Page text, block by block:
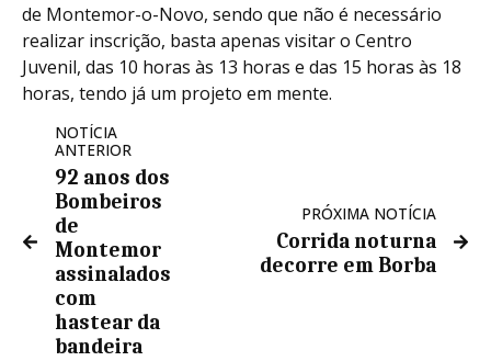
de Montemor-o-Novo, sendo que não é necessário
realizar inscrição, basta apenas visitar o Centro
Juvenil, das 10 horas às 13 horas e das 15 horas às 18
horas, tendo já um projeto em mente.
NOTÍCIA
ANTERIOR
92 anos dos
Bombeiros
de
Montemor
assinalados
com
hastear da
bandeira
PRÓXIMA NOTÍCIA
Corrida noturna
decorre em Borba